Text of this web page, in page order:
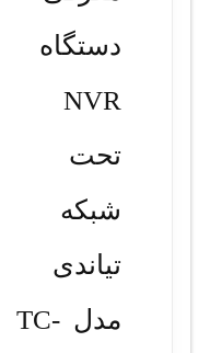
دستگاه
NVR
تحت
شبکه
تیاندی
مدل TC-